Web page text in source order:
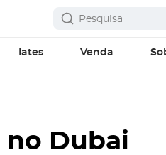
Iates Venda
no Dubai